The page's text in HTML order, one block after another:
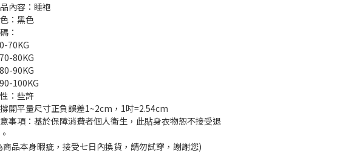
內容：睡袍
：黑色
：
70KG
80KG
90KG
100KG
：些許
開平量尺寸正負誤差1~2cm，1吋=2.54cm
事項：基於保障消費者個人衛生，此貼身衣物恕不接受退
商品本身暇疵，接受七日內換貨，請勿試穿，謝謝您)